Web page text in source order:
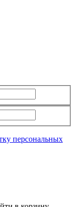
персональных